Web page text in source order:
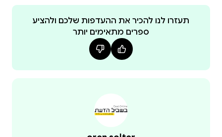
תעזרו לנו להכיר את ההעדפות שלכם ולהציע
ספרים מתאימים יותר